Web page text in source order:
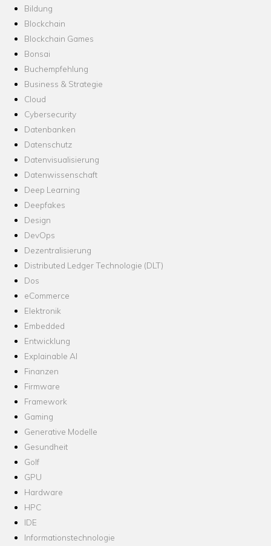
Bildung
Blockchain
Blockchain Games
Bonsai
Buchempfehlung
Business & Strategie
Cloud
Cybersecurity
Datenbanken
Datenschutz
Datenvisualisierung
Datenwissenschaft
Deep Learning
Deepfakes
Design
DevOps
Dezentralisierung
Distributed Ledger Technologie (DLT)
Dos
eCommerce
Elektronik
Embedded
Entwicklung
Explainable AI
Finanzen
Firmware
Framework
Gaming
Generative Modelle
Gesundheit
Golf
GPU
Hardware
HPC
IDE
Informationstechnologie